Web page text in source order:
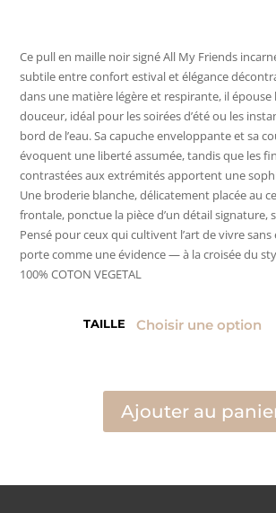
Ce pull en maille noir signé All My Friends
subtile entre confort estival et élégance
dans une matière légère et respirante, il épouse
douceur, idéal pour les soirées d’été ou les
bord de l’eau. Sa capuche enveloppante et sa
évoquent une liberté assumée, tandis que les
contrastées aux extrémités apportent une
Une broderie blanche, délicatement placée au
frontale, ponctue la pièce d’un détail signature,
Pensé pour ceux qui cultivent l’art de vivre
porte comme une évidence — à la croisée du
100% COTON VEGETAL
TAILLE
Ajouter au